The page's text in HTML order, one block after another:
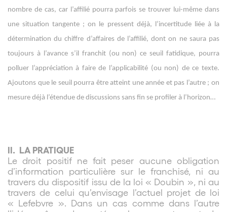
nombre de cas, car l’affilié pourra parfois se trouver lui-même dans
une situation tangente ; on le pressent déjà, l’incertitude liée à la
détermination du chiffre d’affaires de l’affilié, dont on ne saura pas
toujours à l’avance s’il franchit (ou non) ce seuil fatidique, pourra
polluer l’appréciation à faire de l’applicabilité (ou non) de ce texte.
Ajoutons que le seuil pourra être atteint une année et pas l’autre ; on
mesure déjà l’étendue de discussions sans fin se profiler à l’horizon…
II. LA PRATIQUE
Le droit positif ne fait peser aucune obligation
d’information particulière sur le franchisé, ni au
travers du dispositif issu de la loi « Doubin », ni au
travers de celui qu’envisage l’actuel projet de loi
« Lefebvre ». Dans un cas comme dans l’autre